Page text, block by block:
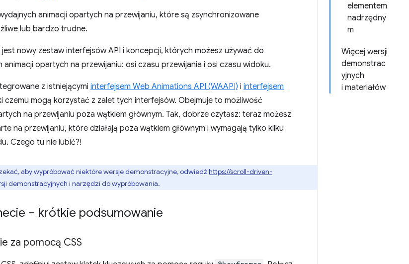
elementem
nadrzędny
m
Więcej wersji
demonstrac
yjnych
i materiałów
animacji opartych na przewijaniu, które są zsynchronizowane
lub bardzo trudne.
nowy zestaw interfejsów API i koncepcji, których możesz używać do
animacji opartych na przewijaniu: osi czasu przewijania i osi czasu widoku.
z istniejącymi interfejsem Web Animations API (WAAPI) i interfejsem
czemu mogą korzystać z zalet tych interfejsów. Obejmuje to możliwość
na przewijaniu poza wątkiem głównym. Tak, dobrze czytasz: teraz możesz
na przewijaniu, które działają poza wątkiem głównym i wymagają tylko kilku
Czego tu nie lubić?!
aby wypróbować niektóre wersje demonstracyjne, odwiedźhttps://scroll-driven-
demonstracyjnych i narzędzi do wypróbowania.
– krótkie podsumowanie
za pomocą CSS